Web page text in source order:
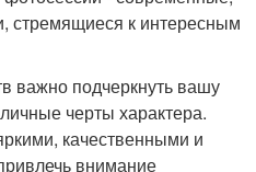
стремящиеся к интересным
важно подчеркнуть вашу
черты характера.
качественными и
внимание